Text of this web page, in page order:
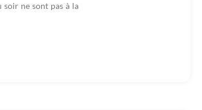
soir ne sont pas à la